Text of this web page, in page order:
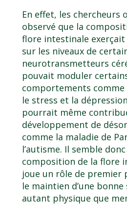
En effet, les chercheurs
observé que la
flore intestinale
sur les niveaux de
neurotransmetteurs
pouvait moduler
comportements comme
le stress et la
pourrait même
développement de
comme la maladie de
l’autisme. Il semble
composition de la flore
joue un rôle de premier
le maintien d’une bonne
autant physique que